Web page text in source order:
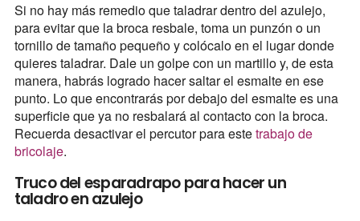
Si no hay más remedio que taladrar dentro del azulejo,
para evitar que la broca resbale, toma un punzón o un
tornillo de tamaño pequeño y colócalo en el lugar donde
quieres taladrar. Dale un golpe con un martillo y, de esta
manera, habrás logrado hacer saltar el esmalte en ese
punto. Lo que encontrarás por debajo del esmalte es una
superficie que ya no resbalará al contacto con la broca.
Recuerda desactivar el percutor para estetrabajo de
bricolaje.
Truco del esparadrapo para hacer un
taladro en azulejo